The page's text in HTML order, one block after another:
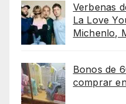
Verbenas
La Love
Michenlo,
Bonos de
comprar